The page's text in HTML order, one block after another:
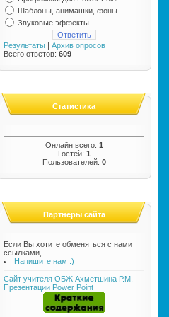
Шаблоны, анимашки, фоны
Звуковые эффекты
Результаты | Архив опросов
Всего ответов: 609
Статистика
Онлайн всего: 1
Гостей: 1
Пользователей: 0
Партнеры сайта
Если Вы хотите обменяться с нами
ссылками,
Напишите нам :)
Сайт учителя ОБЖ Ахметшина Р.М.
Презентации Power Point